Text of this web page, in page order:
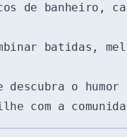
banheiro,
batidas,
o
com a